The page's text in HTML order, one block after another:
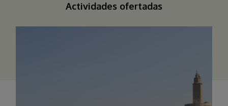
Actividades ofertadas